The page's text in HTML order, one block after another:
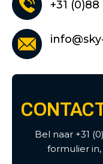
+31 (0)88
Bel naar +31
formulier